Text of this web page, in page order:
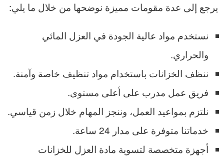
يرجع إلى عدة مقومات مميزة نوضحها من خلال ما يلي:
نستخدم مواد عالية الجودة في العزل المائي
والحراري.
ننظف الخزانات باستخدام مواد تنظيف خاصة وآمنة.
فريق عمل مدرب على أعلى مستوى.
نلتزم بمواعيد العمل، وننجز المهام خلال زمن قياسي.
خدماتنا متوفرة على مدار 24 ساعة.
أجهزة متخصصة لتسوية مادة العزل للخزانات